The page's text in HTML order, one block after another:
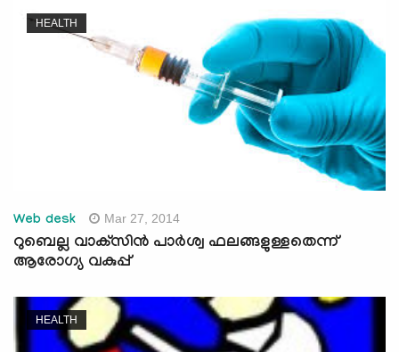
HEALTH
Web desk Mar 27, 2014
റുബെല്ല വാക്‌സിന്‍ പാര്‍ശ്വ ഫലങ്ങളുള്ളതെന്ന്
ആരോഗ്യ വകുപ്പ്
HEALTH